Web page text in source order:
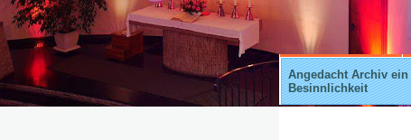
Angedacht Archiv
Besinnlichkeit